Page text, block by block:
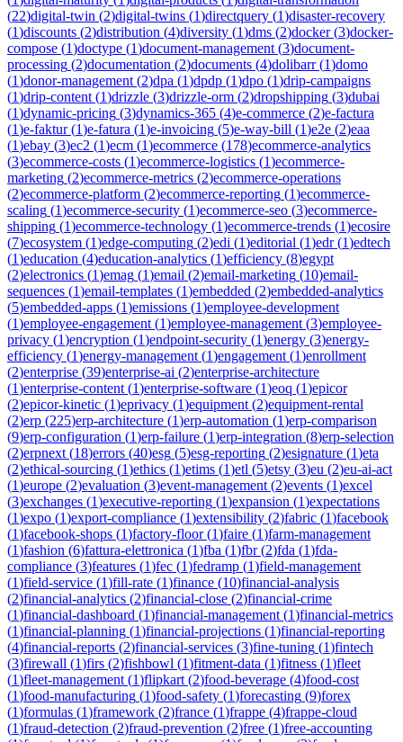
(22)digital-twin (2)digital-twins (1)directquery (1)disaster-recovery
(1)discounts (2)distribution (4)diversity (1)dms (2)docker(3)docker-
compose (1)doctype (1)document-management (3)document-
processing (2)documentation (2)documents (4)dolibarr(1)domo
(1)donor-management (2)dpa (1)dpdp (1)dpo (1)drip-campaigns
(1)drip-content (1)drizzle (3)drizzle-orm (2)dropshipping (3)dubai
(1)dynamic-pricing (3)dynamics-365 (4)e-commerce (2)e-factura
(1)e-faktur(1)e-fatura (1)e-invoicing (5)e-way-bill (1)e2e (2)eaa
(1)ebay (3)ec2 (1)ecm (1)ecommerce (178)ecommerce-analytics
(3)ecommerce-costs (1)ecommerce-logistics (1)ecommerce-
marketing (2)ecommerce-metrics (2)ecommerce-operations
(2)ecommerce-platform (2)ecommerce-reporting (1)ecommerce-
scaling (1)ecommerce-security (1)ecommerce-seo (3)ecommerce-
shipping (1)ecommerce-technology (1)ecommerce-trends (1)ecosire
(7)ecosystem (1)edge-computing (2)edi (1)editorial (1)edr(1)edtech
(1)education (4)education-analytics (1)efficiency (8)egypt
(2)electronics (1)emag (1)email (2)email-marketing (10)email-
sequences (1)email-templates (1)embedded (2)embedded-analytics
(5)embedded-apps (1)emissions (1)employee-development
(1)employee-engagement (1)employee-management (3)employee-
privacy (1)encryption (1)endpoint-security (1)energy (3)energy-
efficiency (1)energy-management (1)engagement (1)enrollment
(2)enterprise (39)enterprise-ai (2)enterprise-architecture
(1)enterprise-content (1)enterprise-software (1)eoq (1)epicor
(2)epicor-kinetic (1)eprivacy (1)equipment (2)equipment-rental
(2)erp (225)erp-architecture (1)erp-automation (1)erp-comparison
(9)erp-configuration (1)erp-failure (1)erp-integration (8)erp-selection
(2)erpnext (18)errors (40)esg (5)esg-reporting (2)esignature (1)eta
(2)ethical-sourcing (1)ethics (1)etims (1)etl (5)etsy (3)eu (2)eu-ai-act
(1)europe (2)evaluation (3)event-management (2)events (1)excel
(3)exchanges (1)executive-reporting (1)expansion (1)expectations
(1)expo (1)export-compliance (1)extensibility (2)fabric (1)facebook
(1)facebook-shops (1)factory-floor(1)faire (1)farm-management
(1)fashion (6)fattura-elettronica (1)fba (1)fbr(2)fda (1)fda-
compliance (3)features (1)fec (1)fedramp (1)field-management
(1)field-service (1)fill-rate (1)finance (10)financial-analysis
(2)financial-analytics (2)financial-close (2)financial-crime
(1)financial-dashboard (1)financial-management (1)financial-metrics
(1)financial-planning (1)financial-projections (1)financial-reporting
(4)financial-reports (2)financial-services (3)fine-tuning (1)fintech
(3)firewall (1)firs (2)fishbowl (1)fitment-data (1)fitness (1)fleet
(1)fleet-management (1)flipkart (2)food-beverage (4)food-cost
(1)food-manufacturing (1)food-safety (1)forecasting (9)forex
(1)formulas (1)framework (2)france (1)frappe (4)frappe-cloud
(1)fraud-detection (2)fraud-prevention (2)free (1)free-accounting